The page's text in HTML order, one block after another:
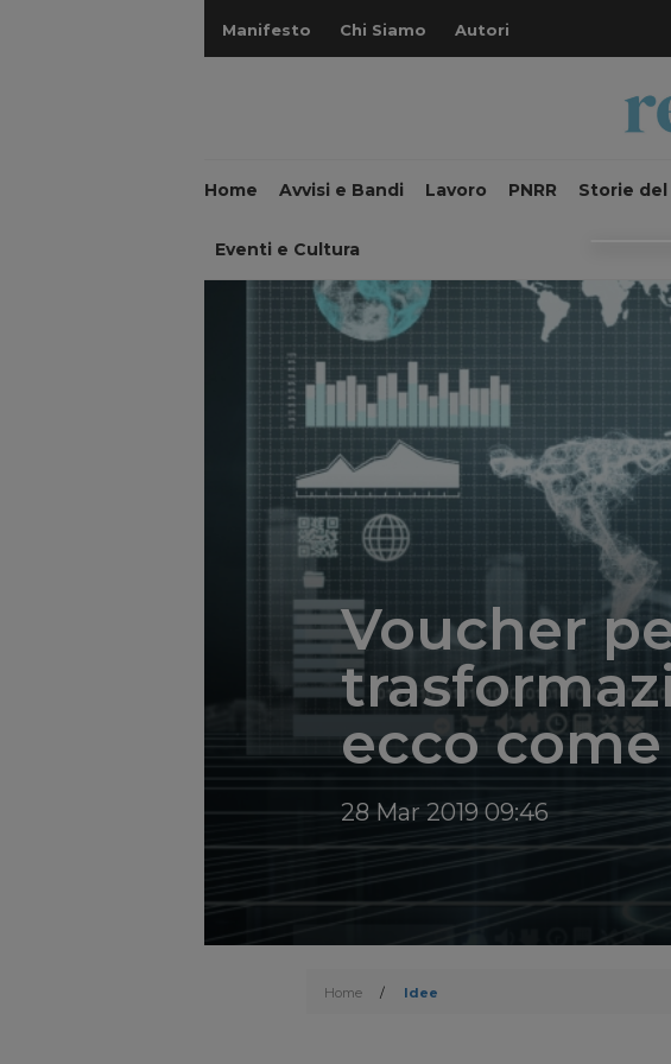
Manifesto Chi Siamo Autori
Home Avvisi e Bandi Lavoro PNRR Storie del
Eventi e Cultura
Voucher
ecco
28 Mar 2019 09:46
Home / Idee